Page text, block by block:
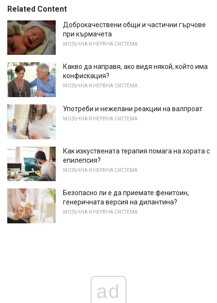
Related Content
Доброкачествени общи и частични гърчове
при кърмачета
МОЗЪЧНА И НЕРВНА СИСТЕМА
Какво да направя, ако видя някой, който има
конфискация?
МОЗЪЧНА И НЕРВНА СИСТЕМА
Употреби и нежелани реакции на валпроат
МОЗЪЧНА И НЕРВНА СИСТЕМА
Как изкуствената терапия помага на хората с
епилепсия?
МОЗЪЧНА И НЕРВНА СИСТЕМА
Безопасно ли е да приемате фенитоин,
генеричната версия на дилантина?
МОЗЪЧНА И НЕРВНА СИСТЕМА
ad